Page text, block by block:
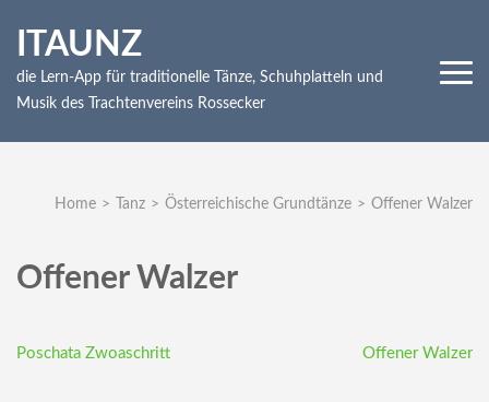
ITAUNZ
die Lern-App für traditionelle Tänze, Schuhplatteln und
Musik des Trachtenvereins Rossecker
Home > Tanz > Österreichische Grundtänze > Offener Walzer
Offener Walzer
Beitragsnavigation
Poschata Zwoaschritt Offener Walzer